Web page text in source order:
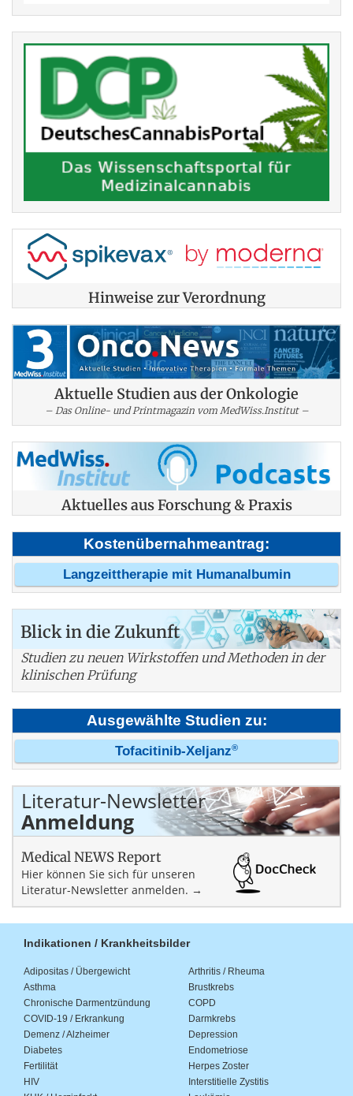
Hinweise zur Verordnung
Aktuelle Studien aus der Onkologie
– Das Online- und Printmagazin vom MedWiss.Institut –
Aktuelles aus Forschung & Praxis
Kostenübernahmeantrag:
Langzeittherapie mit Humanalbumin
Blick in die Zukunft
Studien zu neuen Wirkstoffen und Methoden in der
klinischen Prüfung
Ausgewählte Studien zu:
Tofacitinib-Xeljanz®
Literatur-Newsletter
Anmeldung
Medical NEWS Report
Hier können Sie sich für unseren
Literatur-Newsletter anmelden. →
Indikationen / Krankheitsbilder
Adipositas / Übergewicht
Arthritis / Rheuma
Asthma
Brustkrebs
Chronische Darmentzündung
COPD
COVID-19 / Erkrankung
Darmkrebs
Demenz / Alzheimer
Depression
Diabetes
Endometriose
Fertilität
Herpes Zoster
HIV
Interstitielle Zystitis